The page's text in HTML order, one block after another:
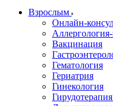
Взрослым
Онлайн-
Вакцинация
Гематология
Гериатрия
Гинекология